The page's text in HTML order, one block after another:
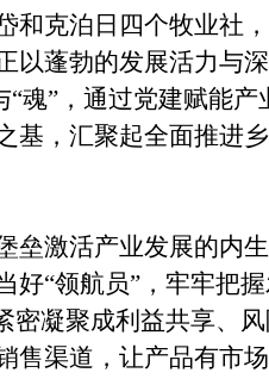
克泊日四个牧业社，
蓬勃的发展活力与深
魂”，通过党建赋能产
基，汇聚起全面推进
激活产业发展的内
好“领航员”，牢牢把
密凝聚成利益共享、
售渠道，让产品有市